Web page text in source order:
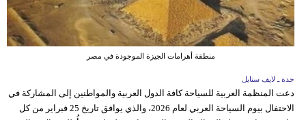
منطقة أهرامات الجيزة الموجودة في مصر
جدة ـ لايف ستايل
دعت المنظمة العربية للسياحة كافة الدول العربية والمواطنين إلى المشاركة في
الاحتفال بيوم السياحة العربي لعام 2026، والذي يوافق تاريخ 25 فبراير من كل